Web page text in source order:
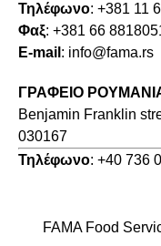
Τηλέφωνο: +381 11
Φαξ: +381 66
E-mail : info@fama.rs
ΓΡΑΦΕΙΟ
Benjamin Franklin
030167
Τηλέφωνο: +40 736
FAMA Food